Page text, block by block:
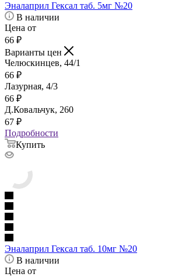
Эналаприл Гексал таб. 5мг №20
В наличии
Цена от
66 ₽
Варианты цен
Челюскинцев, 44/1
66 ₽
Лазурная, 4/3
66 ₽
Д.Ковальчук, 260
67 ₽
Подробности
Купить
Эналаприл Гексал таб. 10мг №20
В наличии
Цена от